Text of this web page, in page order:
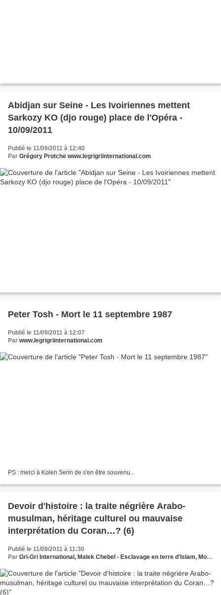
Abidjan sur Seine - Les Ivoiriennes mettent
Sarkozy KO (djo rouge) place de l'Opéra -
10/09/2011
Publié le 11/09/2011 à 12:40
Par Grégory Protche www.legrigriinternational.com
Peter Tosh - Mort le 11 septembre 1987
Publié le 11/09/2011 à 12:07
Par www.legrigriinternational.com
PS : merci à Kolen Serin de s'en être souvenu...
Devoir d'histoire : la traite négrière Arabo-
musulman, héritage culturel ou mauvaise
interprétation du Coran…? (6)
Publié le 11/09/2011 à 11:30
Par Gri-Gri International, Malek Chebel - Esclavage en terre d'Islam, Moyen Orien, Ma solange Oussou